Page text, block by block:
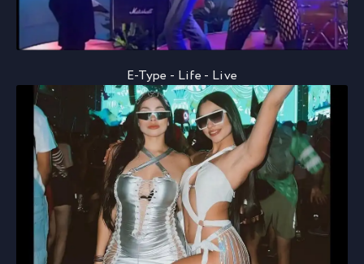
E-Type - Life - Live